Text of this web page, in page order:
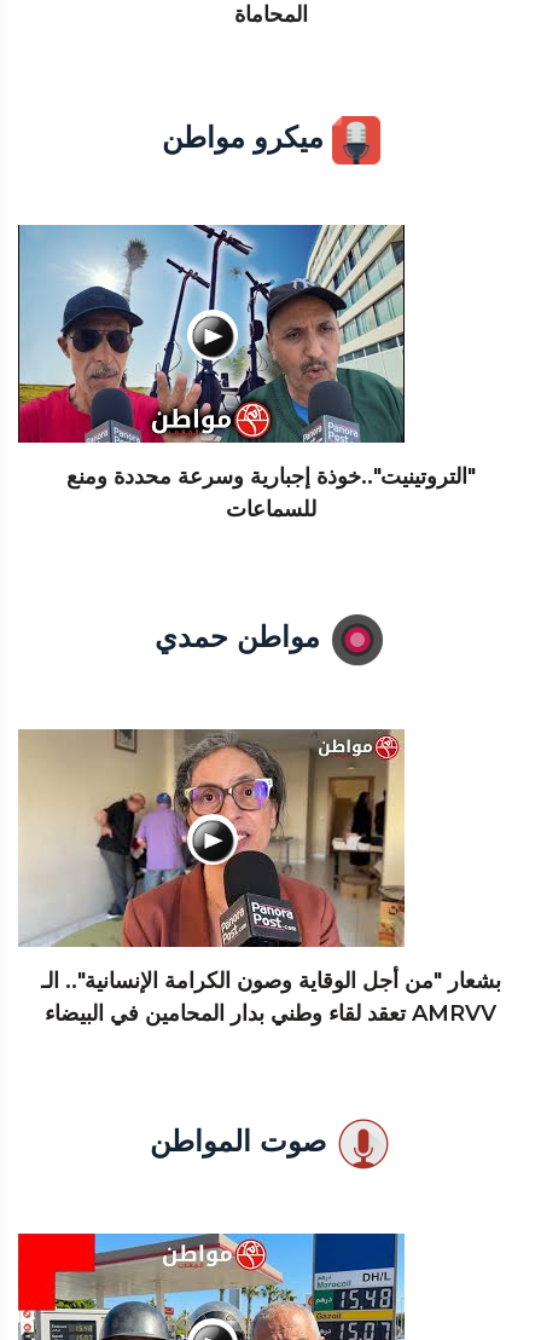
المحاماة
ميكرو مواطن
"التروتينيت"..خوذة إجبارية وسرعة محددة ومنع
للسماعات
مواطن حمدي
بشعار "من أجل الوقاية وصون الكرامة الإنسانية".. الـ
AMRVV تعقد لقاء وطني بدار المحامين في البيضاء
صوت المواطن